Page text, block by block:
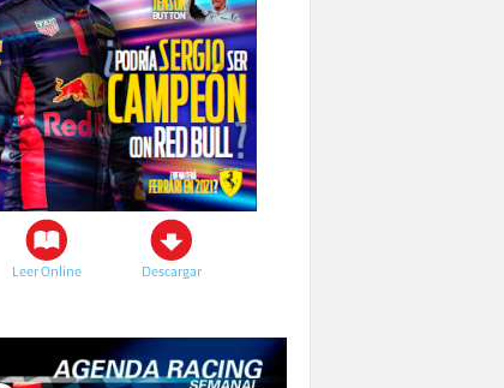
Leer Online Descargar